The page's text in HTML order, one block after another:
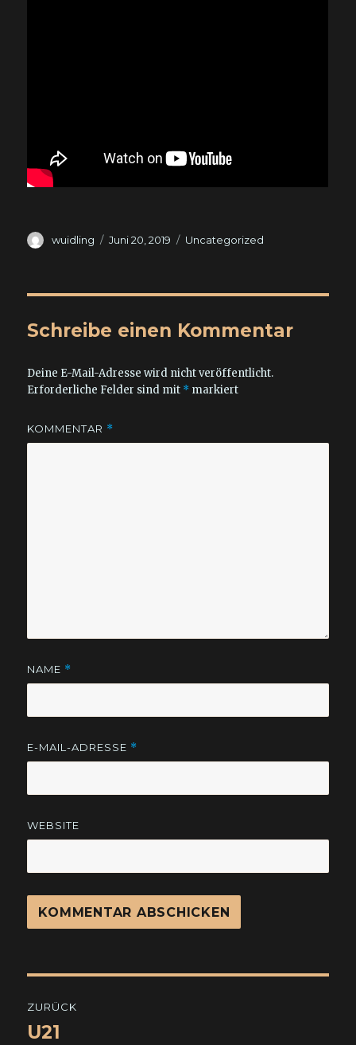
Autor
wuidling
Veröffentlicht
Juni 20, 2019 Kategorien
Uncategorized
Schreibe einen Kommentar
Deine E-Mail-Adresse wird nicht veröffentlicht.
Erforderliche Felder sind mit * markiert
KOMMENTAR *
NAME *
E-MAIL-ADRESSE *
WEBSITE
ZURÜCK
Vorheriger
U21